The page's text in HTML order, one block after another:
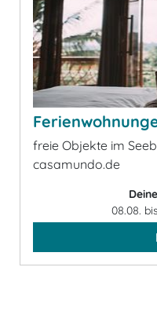
freie Objekte im
casamundo.de
08.08.